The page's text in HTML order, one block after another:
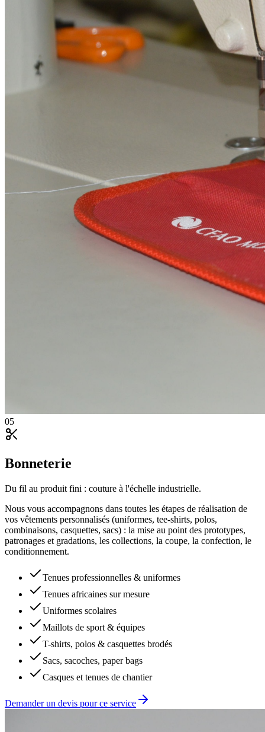
05
Bonneterie
Du fil au produit fini : couture à l'échelle industrielle.
Nous vous accompagnons dans toutes les étapes de réalisation de
vos vêtements personnalisés (uniformes, tee-shirts, polos,
combinaisons, casquettes, sacs) : la mise au point des prototypes,
patronages et gradations, les collections, la coupe, la confection, le
conditionnement.
Tenues professionnelles & uniformes
Tenues africaines sur mesure
Uniformes scolaires
Maillots de sport & équipes
T-shirts, polos & casquettes brodés
Sacs, sacoches, paper bags
Casques et tenues de chantier
Demander un devis pour ce service